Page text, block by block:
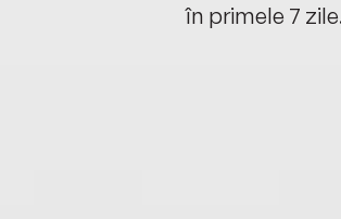
în primele 7